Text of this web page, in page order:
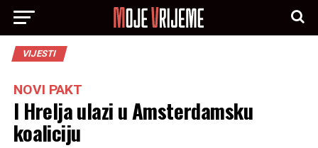
VIJESTI
NOVI PAKT
I Hrelja ulazi u Amsterdamsku
koaliciju